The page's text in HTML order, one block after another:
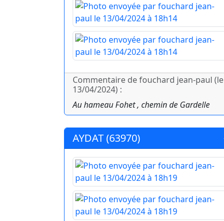
Commentaire de fouchard jean-paul (le
13/04/2024) :
Au hameau Fohet , chemin de Gardelle
AYDAT (63970)